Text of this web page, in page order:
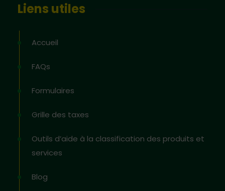
Liens utiles
Accueil
FAQs
Formulaires
Grille des taxes
Outils d’aide à la classification des produits et
services
Blog